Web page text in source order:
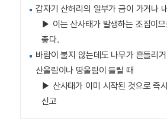
갑자기 산허리의 일부가 금이 가거나
▶ 이는 산사태가 발생하는 조짐이므
좋다.
바람이 불지 않는데도 나무가 흔들리
산울림이나 땅울림이 들릴 때
▶ 산사태가 이미 시작된 것으로 즉
신고